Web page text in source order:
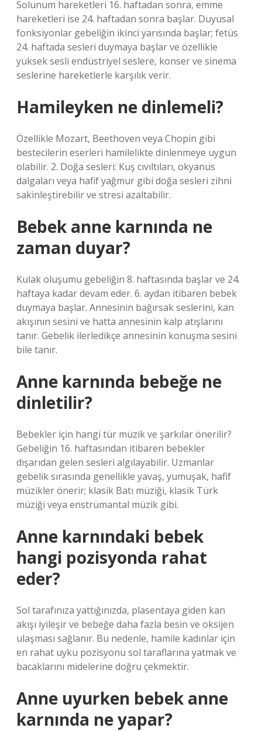
Solunum hareketleri 16. haftadan sonra, emme
hareketleri ise 24. haftadan sonra başlar. Duyusal
fonksiyonlar gebeliğin ikinci yarısında başlar; fetüs
24. haftada sesleri duymaya başlar ve özellikle
yüksek sesli endüstriyel seslere, konser ve sinema
seslerine hareketlerle karşılık verir.
Hamileyken ne dinlemeli?
Özellikle Mozart, Beethoven veya Chopin gibi
bestecilerin eserleri hamilelikte dinlenmeye uygun
olabilir. 2. Doğa sesleri: Kuş cıvıltıları, okyanus
dalgaları veya hafif yağmur gibi doğa sesleri zihni
sakinleştirebilir ve stresi azaltabilir.
Bebek anne karnında ne
zaman duyar?
Kulak oluşumu gebeliğin 8. haftasında başlar ve 24.
haftaya kadar devam eder. 6. aydan itibaren bebek
duymaya başlar. Annesinin bağırsak seslerini, kan
akışının sesini ve hatta annesinin kalp atışlarını
tanır. Gebelik ilerledikçe annesinin konuşma sesini
bile tanır.
Anne karnında bebeğe ne
dinletilir?
Bebekler için hangi tür müzik ve şarkılar önerilir?
Gebeliğin 16. haftasından itibaren bebekler
dışarıdan gelen sesleri algılayabilir. Uzmanlar
gebelik sırasında genellikle yavaş, yumuşak, hafif
müzikler önerir; klasik Batı müziği, klasik Türk
müziği veya enstrümantal müzik gibi.
Anne karnındaki bebek
hangi pozisyonda rahat
eder?
Sol tarafınıza yattığınızda, plasentaya giden kan
akışı iyileşir ve bebeğe daha fazla besin ve oksijen
ulaşması sağlanır. Bu nedenle, hamile kadınlar için
en rahat uyku pozisyonu sol taraflarına yatmak ve
bacaklarını midelerine doğru çekmektir.
Anne uyurken bebek anne
karnında ne yapar?